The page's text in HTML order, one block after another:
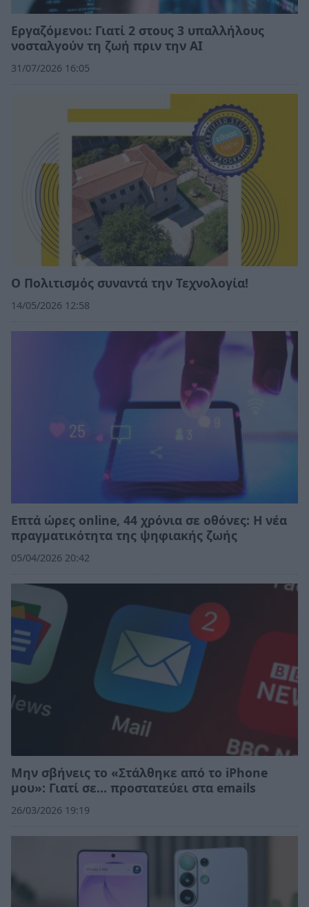
Εργαζόμενοι: Γιατί 2 στους 3 υπαλλήλους
νοσταλγούν τη ζωή πριν την ΑΙ
31/07/2026 16:05
Ο Πολιτισμός συναντά την Τεχνολογία!
14/05/2026 12:58
Επτά ώρες online, 44 χρόνια σε οθόνες: Η νέα
πραγματικότητα της ψηφιακής ζωής
05/04/2026 20:42
Μην σβήνεις το «Στάλθηκε από το iPhone
μου»: Γιατί σε… προστατεύει στα emails
26/03/2026 19:19